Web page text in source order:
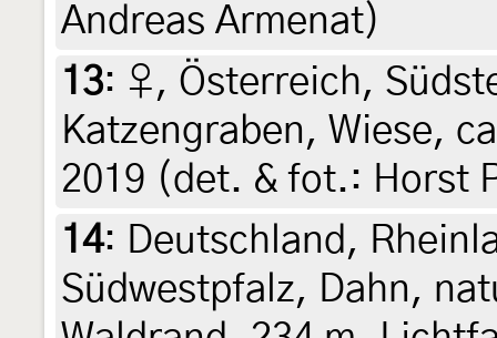
Andreas Armenat)
13: ♀, Österreich,
Katzengraben, Wiese,
2019 (det. & fot.: Horst
14: Deutschland,
Südwestpfalz, Dahn,